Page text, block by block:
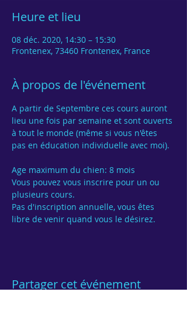
Heure et lieu
08 déc. 2020, 14:30 – 15:30
Frontenex, 73460 Frontenex, France
À propos de l'événement
A partir de Septembre ces cours auront
lieu une fois par semaine et sont ouverts
à tout le monde (même si vous n'êtes
pas en éducation individuelle avec moi).
Age maximum du chien: 8 mois
Vous pouvez vous inscrire pour un ou
Pas d'inscription annuelle, vous êtes
Partager cet événement